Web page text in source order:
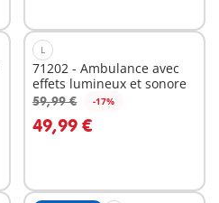
L
71202 - Ambulance avec
effets lumineux et sonore
59,99 € -17%
49,99 €
Au panier